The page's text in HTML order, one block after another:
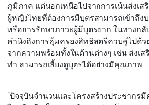
ภูมิภาค แต่นอกเหนือไปจากการเน้นส่งเส
ผู้หญิงไทยที่ต้องการมีบุตรสามารถเข้าถึง
หรือการรักษาภาวะผู้มีบุตรยาก ในทางกลั
คำนึงถึงการคุ้มครองสิทธิสตรีควบคู่ไปด้ว
จากความพร้อมทั้งในด้านต่างๆ เช่น ส่งเ
ทำ สามารถเลี้ยงดูบุตรได้อย่างมีคุณภาพ
“ปัจจุบันจำนวนและโครงสร้างประชากร